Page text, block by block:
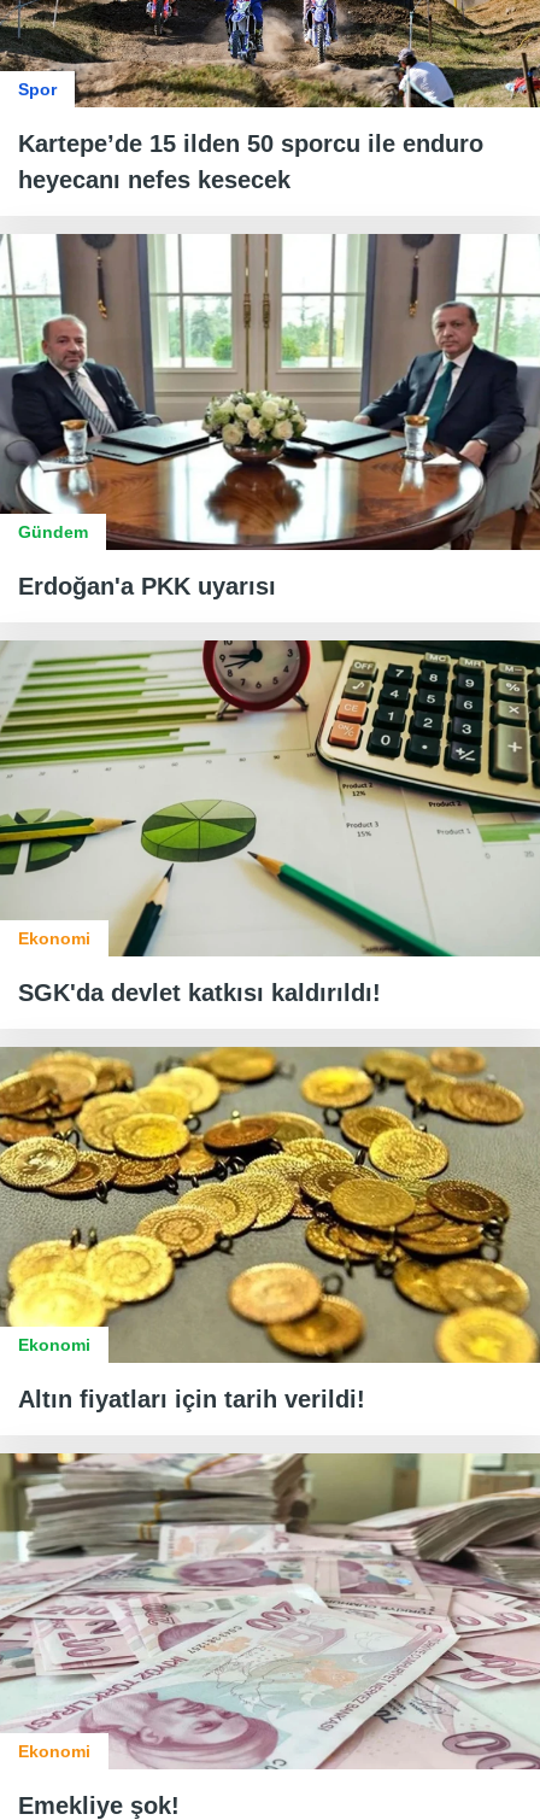
Spor
Kartepe’de 15 ilden 50 sporcu ile enduro
heyecanı nefes kesecek
Gündem
Erdoğan'a PKK uyarısı
Ekonomi
SGK'da devlet katkısı kaldırıldı!
Ekonomi
Altın fiyatları için tarih verildi!
Ekonomi
Emekliye şok!